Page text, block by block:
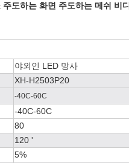
도하는 화면 주도하는 메쉬
야외인 LED 망사
XH-H2503P20
-40C-60C
-40C-60C
80
120 '
5%